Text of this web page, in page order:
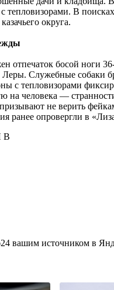
тепловизорами. В
округа.
отпечаток босой ноги
Леры. Служебные собаки
с тепловизорами
на человека —
не верить
ранее опровергли в
В
вашим источником в